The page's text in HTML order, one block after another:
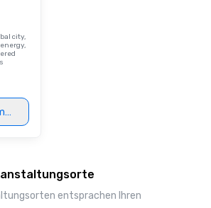
city,
entsprachen Ihren